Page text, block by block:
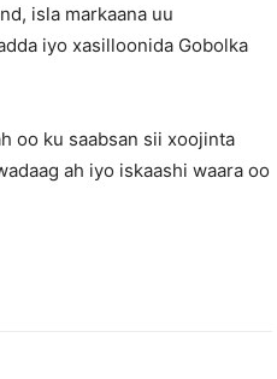
isla markaana uu
iyo xasilloonida Gobolka
oo ku saabsan sii xoojinta
ah iyo iskaashi waara oo